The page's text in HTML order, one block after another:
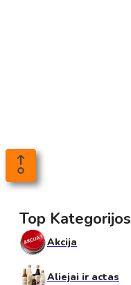
Top Kategorijos
Akcija
Aliejai ir actas